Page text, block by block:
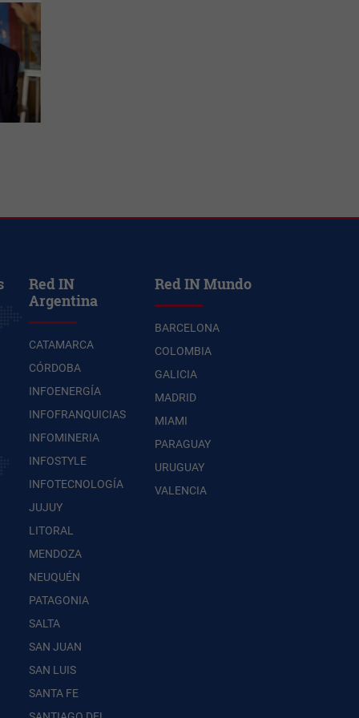
Red IN
Argentina
CATAMARCA
CÓRDOBA
INFOENERGÍA
INFOFRANQUICIAS
INFOMINERIA
INFOSTYLE
INFOTECNOLOGÍA
JUJUY
LITORAL
MENDOZA
NEUQUÉN
PATAGONIA
SALTA
SAN JUAN
SAN LUIS
SANTA FE
Red IN Mundo
BARCELONA
COLOMBIA
GALICIA
MADRID
MIAMI
PARAGUAY
URUGUAY
VALENCIA